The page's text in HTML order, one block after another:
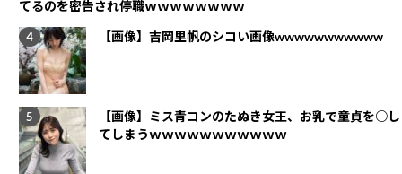
てるのを密告され停職ｗｗｗｗｗｗｗｗ
【画像】吉岡里帆のシコい画像wwwwwwwwwww
【画像】ミス青コンのたぬき女王、お乳で童貞を○し
てしまうｗｗｗｗｗｗｗｗｗｗｗ